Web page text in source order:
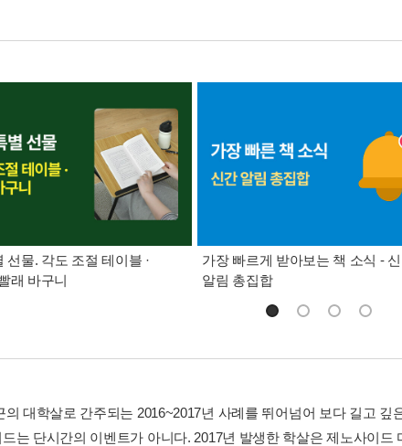
선물. 각도 조절 테이블 ·
래 바구니
가장 빠르게 받아보는 책 소식 -
알림 총집합
의 대학살로 간주되는 2016~2017년 사례를 뛰어넘어 보다 길고
는 단시간의 이벤트가 아니다. 2017년 발생한 학살은 제노사이드